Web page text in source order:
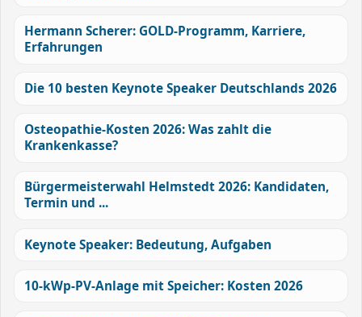
Hermann Scherer: GOLD-Programm, Karriere,
Erfahrungen
Die 10 besten Keynote Speaker Deutschlands 2026
Osteopathie-Kosten 2026: Was zahlt die
Krankenkasse?
Bürgermeisterwahl Helmstedt 2026: Kandidaten,
Termin und ...
Keynote Speaker: Bedeutung, Aufgaben
10-kWp-PV-Anlage mit Speicher: Kosten 2026